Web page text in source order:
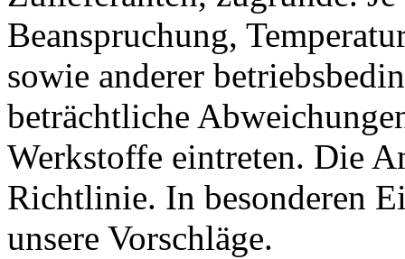
Beanspruchung,
sowie anderer
beträchtliche
Werkstoffe eintreten. Die
Richtlinie. In besonderen
unsere Vorschläge.